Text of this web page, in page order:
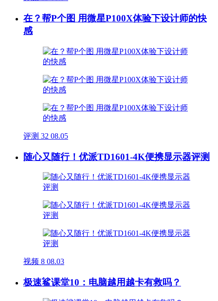
在？帮P个图 用微星P100X体验下设计师的快
感
评测 32 08.05
随心又随行！优派TD1601-4K便携显示器评测
视频 8 08.03
极速鲨课堂10：电脑越用越卡有救吗？